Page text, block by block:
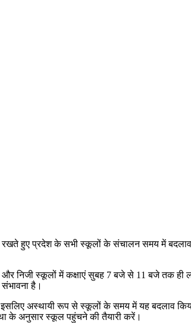
रखते हुए प्रदेश के सभी स्कूलों के संचालन समय में बदलाव
और निजी स्कूलों में कक्षाएं सुबह 7 बजे से 11 बजे तक
है।
इसलिए अस्थायी रूप से स्कूलों के समय में यह बदलाव
के अनुसार स्कूल पहुंचने की तैयारी करें।